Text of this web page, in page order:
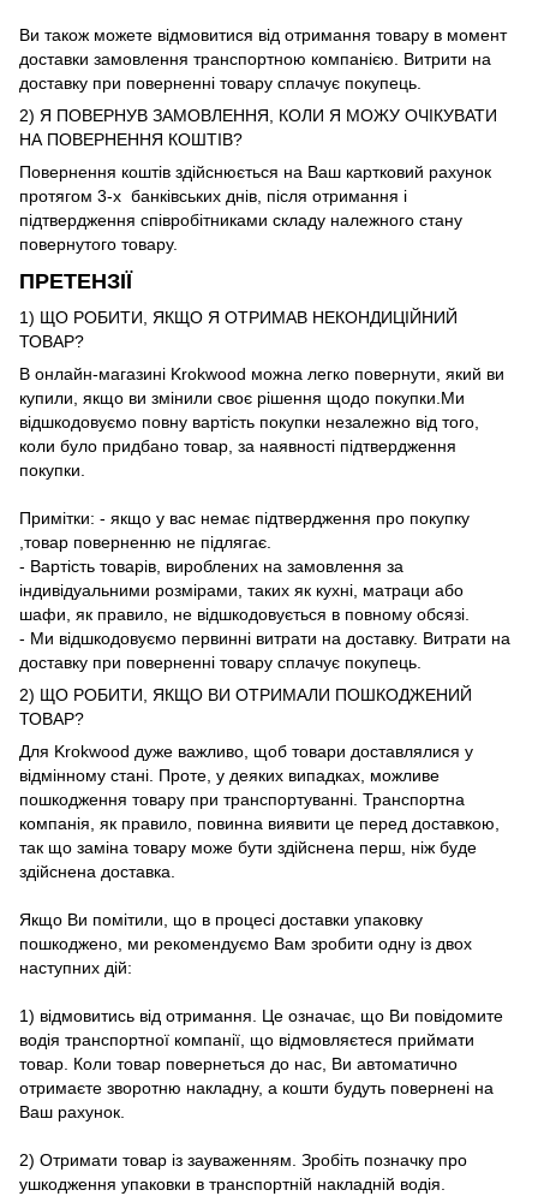
Ви також можете відмовитися від отримання товару в момент
доставки замовлення транспортною компанією. Витрити на
доставку при поверненні товару сплачує покупець.
2) Я ПОВЕРНУВ ЗАМОВЛЕННЯ, КОЛИ Я МОЖУ ОЧІКУВАТИ
НА ПОВЕРНЕННЯ КОШТІВ?
Повернення коштів здійснюється на Ваш картковий рахунок
протягом 3-х банківських днів, після отримання і
підтвердження співробітниками складу належного стану
повернутого товару.
ПРЕТЕНЗІЇ
1) ЩО РОБИТИ, ЯКЩО Я ОТРИМАВ НЕКОНДИЦІЙНИЙ
ТОВАР?
В онлайн-магазині Krokwood можна легко повернути, який ви
купили, якщо ви змінили своє рішення щодо покупки.Ми
відшкодовуємо повну вартість покупки незалежно від того,
коли було придбано товар, за наявності підтвердження
покупки.
Примітки: - якщо у вас немає підтвердження про покупку
,товар поверненню не підлягає.
- Вартість товарів, вироблених на замовлення за
індивідуальними розмірами, таких як кухні, матраци або
шафи, як правило, не відшкодовується в повному обсязі.
- Ми відшкодовуємо первинні витрати на доставку. Витрати на
доставку при поверненні товару сплачує покупець.
2) ЩО РОБИТИ, ЯКЩО ВИ ОТРИМАЛИ ПОШКОДЖЕНИЙ
ТОВАР?
Для Krokwood дуже важливо, щоб товари доставлялися у
відмінному стані. Проте, у деяких випадках, можливе
пошкодження товару при транспортуванні. Транспортна
компанія, як правило, повинна виявити це перед доставкою,
так що заміна товару може бути здійснена перш, ніж буде
здійснена доставка.
Якщо Ви помітили, що в процесі доставки упаковку
пошкоджено, ми рекомендуємо Вам зробити одну із двох
наступних дій:
1) відмовитись від отримання. Це означає, що Ви повідомите
водія транспортної компанії, що відмовляєтеся приймати
товар. Коли товар повернеться до нас, Ви автоматично
отримаєте зворотню накладну, а кошти будуть повернені на
Ваш рахунок.
2) Отримати товар із зауваженням. Зробіть позначку про
ушкодження упаковки в транспортній накладній водія.